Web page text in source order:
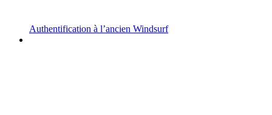
Authentification à l’ancien Windsurf